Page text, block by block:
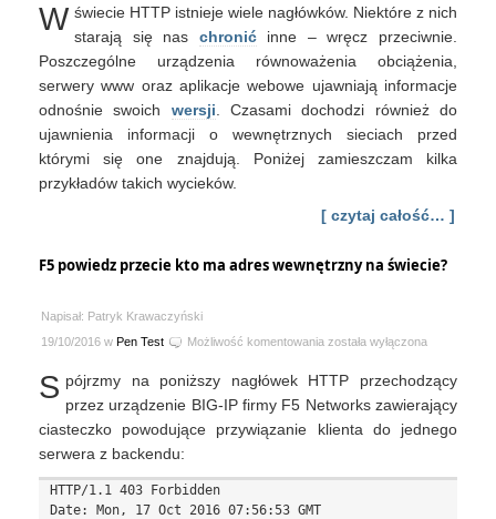
HTTP
W świecie HTTP istnieje wiele nagłówków. Niektóre z nich
starają się nas chronićinne – wręcz przeciwnie.
Poszczególne urządzenia równoważenia obciążenia,
serwery www oraz aplikacje webowe ujawniają informacje
odnośnie swoich wersji . Czasami dochodzi również do
ujawnienia informacji o wewnętrznych sieciach przed
którymi się one znajdują. Poniżej zamieszczam kilka
przykładów takich wycieków.
[ czytaj całość… ]
F5 powiedz przecie kto ma adres wewnętrzny na świecie?
Napisał: Patryk Krawaczyński
19/10/2016 w Pen Test Możliwość komentowania F5
przecie
kto
na
została wyłączona
S pójrzmy na poniższy nagłówek HTTP przechodzący
przez urządzenie BIG-IP firmy F5 Networks zawierający
ciasteczko powodujące przywiązanie klienta do jednego
serwera z backendu:
HTTP/1.1 403 Forbidden
Date: Mon, 17 Oct 2016 07:56:53 GMT